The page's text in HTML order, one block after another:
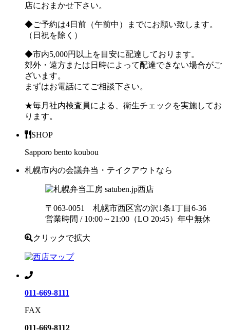
店におまかせ下さい。
◆ご予約は4日前（午前中）までにお願い致します。
（日祝を除く）
◆市内5,000円以上を目安に配達しております。
郊外・遠方または日時によって配達できない場合がご
ざいます。
まずはお電話にてご相談下さい。
★毎月社内検査員による、衛生チェックを実施してお
ります。
SHOP
Sapporo bento koubou
札幌市内の会議弁当・テイクアウトなら
西店
〒063-0051 札幌市西区宮の沢1条1丁目6-36
営業時間 / 10:00～21:00（LO 20:45）年中無休
クリックで拡大
011-669-8111
FAX
011-669-8112